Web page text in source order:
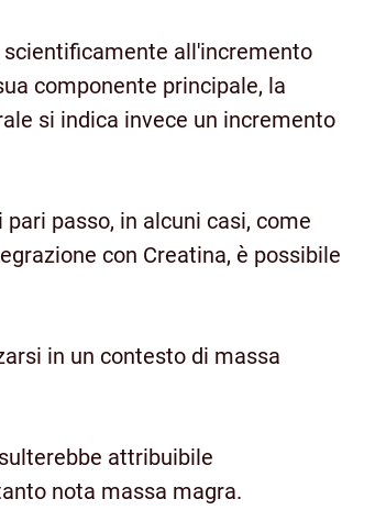
all'incremento
componente principale, la
si indica invece un incremento
passo, in alcuni casi, come
con Creatina, è possibile
in un contesto di massa
attribuibile
nota massa magra.